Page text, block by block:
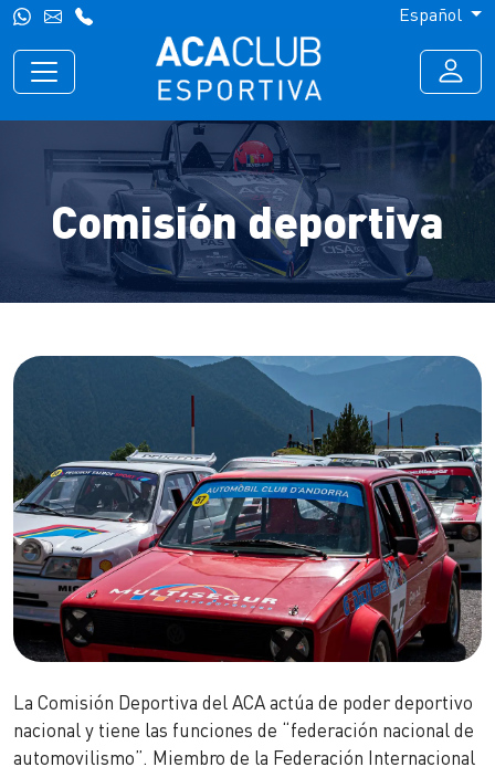
Español
Comisión deportiva
La Comisión Deportiva del ACA actúa de poder deportivo
nacional y tiene las funciones de “federación nacional de
automovilismo”. Miembro de la Federación Internacional